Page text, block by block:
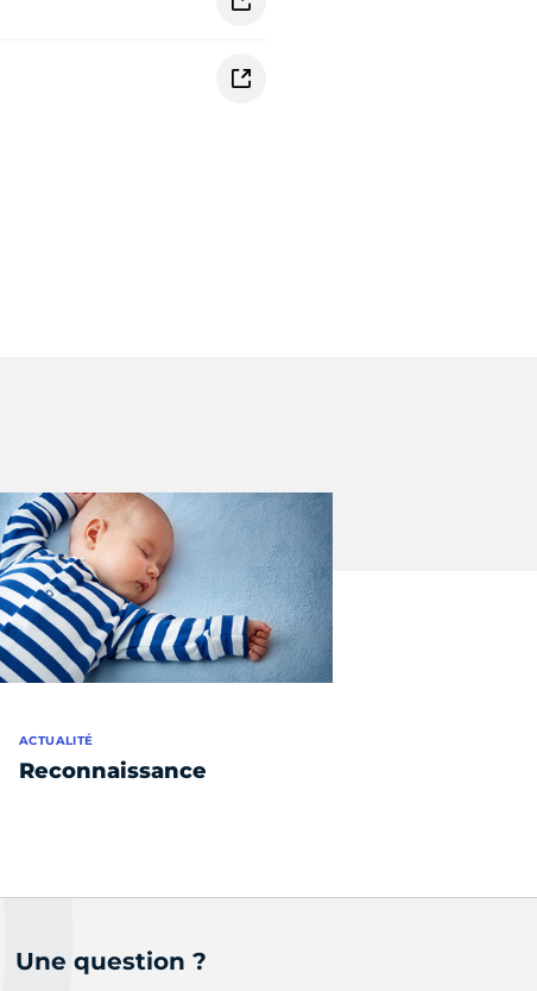
Reconnaissance
ACTUALITÉ
Une question ?